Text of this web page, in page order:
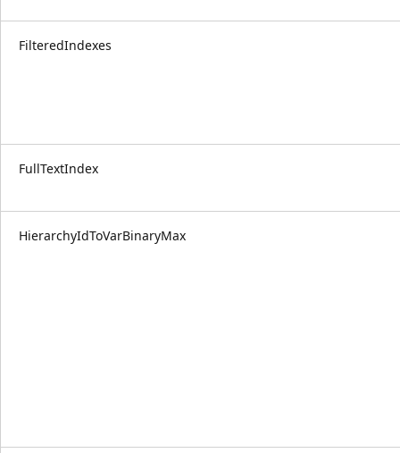
FilteredIndexes
FullTextIndex
HierarchyIdToVarBinaryMax